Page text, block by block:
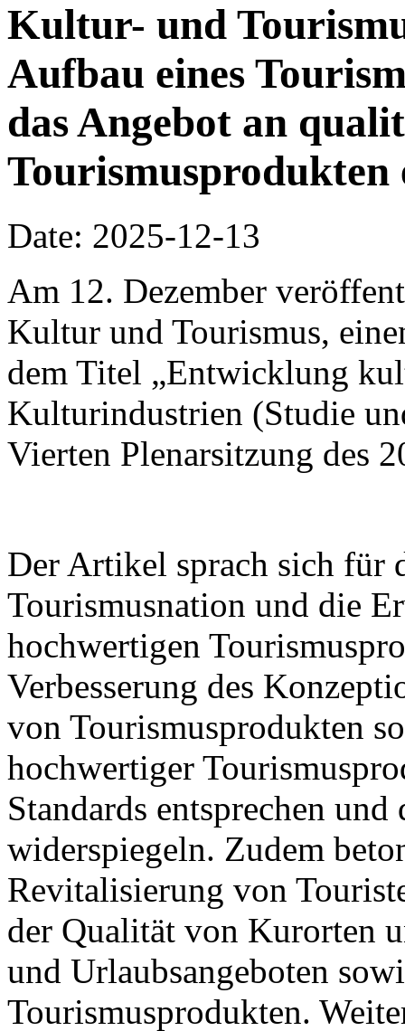
Kultur- und
Aufbau eines
das Angebot an
Tourismusprodukten
Date: 2025-12-13
Am 12. Dezember
Kultur und Tourismus,
dem Titel „Entwicklung
Kulturindustrien (Studie
Vierten Plenarsitzung des
Der Artikel sprach sich für
Tourismusnation und die
hochwertigen
Verbesserung des
von Tourismusprodukten
hochwertiger
Standards entsprechen
widerspiegeln. Zudem
Revitalisierung von
der Qualität von Kurorten
und Urlaubsangeboten
Tourismusprodukten.